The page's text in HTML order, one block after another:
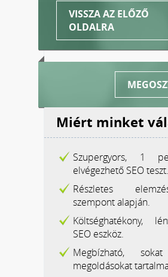
VISSZA AZ ELŐZŐ
OLDALRA
Miért minket
Szupergyors, 1
elvégezhető SEO teszt.
Részletes
szempont alapján.
Költséghatékony,
SEO eszköz.
Megbízható,
megoldásokat